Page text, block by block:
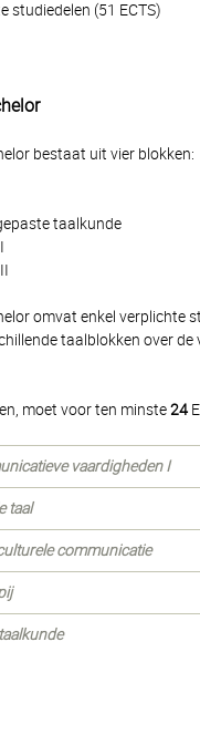
studiedelen (51 ECTS)
bestaat uit vier blokken:
taalkunde
omvat enkel verplichte
taalblokken over
moet voor ten minste24
vaardigheden I
taal
communicatie